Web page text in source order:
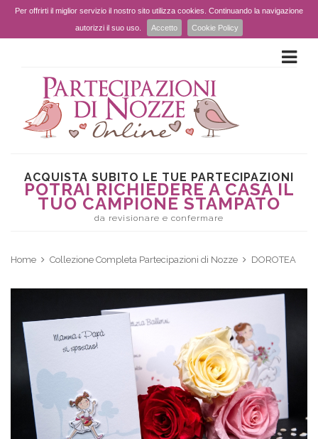
Per offrirti il miglior servizio il nostro sito utilizza cookies. Continuando la navigazione
autorizzi il suo uso.
Accetto Cookie Policy
ACQUISTA SUBITO LE TUE PARTECIPAZIONI
POTRAI RICHIEDERE A CASA IL
TUO CAMPIONE STAMPATO
da revisionare e confermare
Home Collezione Completa Partecipazioni di Nozze DOROTEA